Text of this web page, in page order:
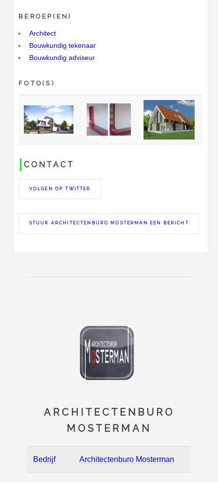
BEROEP(EN)
Architect
Bouwkundig tekenaar
Bouwkundig adviseur
FOTO(S)
CONTACT
VOLGEN OP TWITTER
STUUR ARCHITECTENBURO MOSTERMAN EEN BERICHT
ARCHITECTENBURO
MOSTERMAN
Bedrijf Architectenburo Mosterman